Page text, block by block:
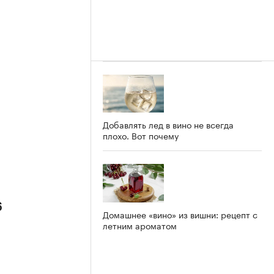
Добавлять лед в вино не всегда
плохо. Вот почему
Домашнее «вино» из вишни: рецепт с
летним ароматом